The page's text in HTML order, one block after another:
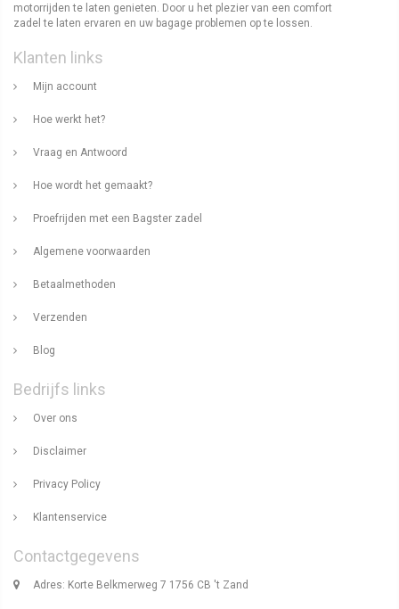
motorrijden te laten genieten. Door u het plezier van een comfort
zadel te laten ervaren en uw bagage problemen op te lossen.
Klanten links
Mijn account
Hoe werkt het?
Vraag en Antwoord
Hoe wordt het gemaakt?
Proefrijden met een Bagster zadel
Algemene voorwaarden
Betaalmethoden
Verzenden
Blog
Bedrijfs links
Over ons
Disclaimer
Privacy Policy
Klantenservice
Contactgegevens
Adres: Korte Belkmerweg 7 1756 CB 't Zand